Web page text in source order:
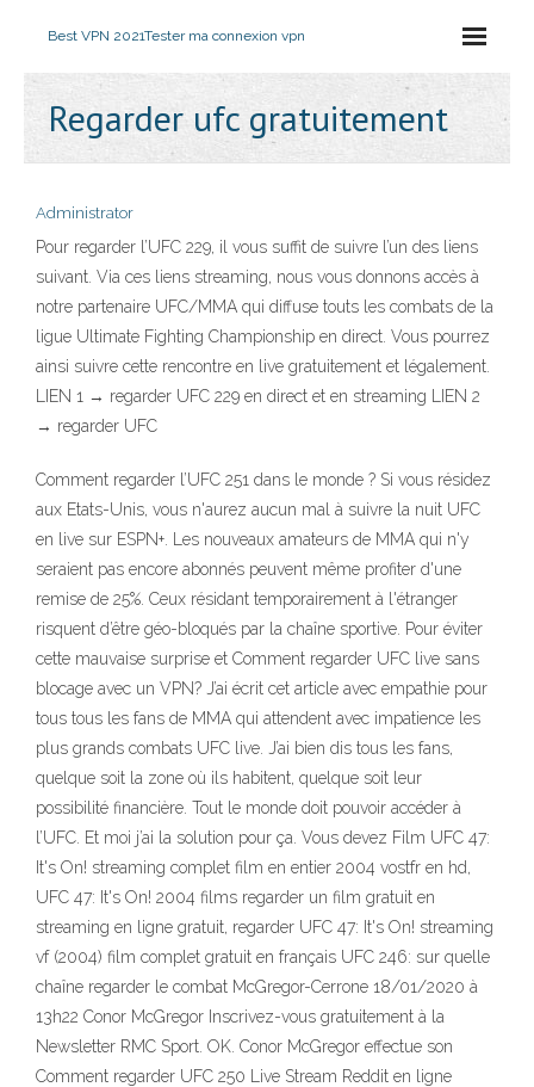
Best VPN 2021Tester ma connexion vpn
Regarder ufc gratuitement
Administrator
Pour regarder l’UFC 229, il vous suffit de suivre l’un des liens
suivant. Via ces liens streaming, nous vous donnons accès à
notre partenaire UFC/MMA qui diffuse touts les combats de la
ligue Ultimate Fighting Championship en direct. Vous pourrez
ainsi suivre cette rencontre en live gratuitement et légalement.
LIEN 1 → regarder UFC 229 en direct et en streaming LIEN 2
→ regarder UFC
Comment regarder l’UFC 251 dans le monde ? Si vous résidez
aux Etats-Unis, vous n'aurez aucun mal à suivre la nuit UFC
en live sur ESPN+. Les nouveaux amateurs de MMA qui n'y
seraient pas encore abonnés peuvent même profiter d'une
remise de 25%. Ceux résidant temporairement à l'étranger
risquent d’être géo-bloqués par la chaîne sportive. Pour éviter
cette mauvaise surprise et Comment regarder UFC live sans
blocage avec un VPN? J’ai écrit cet article avec empathie pour
tous tous les fans de MMA qui attendent avec impatience les
plus grands combats UFC live. J’ai bien dis tous les fans,
quelque soit la zone où ils habitent, quelque soit leur
possibilité financière. Tout le monde doit pouvoir accéder à
l’UFC. Et moi j’ai la solution pour ça. Vous devez Film UFC 47:
It's On! streaming complet film en entier 2004 vostfr en hd,
UFC 47: It's On! 2004 films regarder un film gratuit en
streaming en ligne gratuit, regarder UFC 47: It's On! streaming
vf (2004) film complet gratuit en français UFC 246: sur quelle
chaîne regarder le combat McGregor-Cerrone 18/01/2020 à
13h22 Conor McGregor Inscrivez-vous gratuitement à la
Newsletter RMC Sport. OK. Conor McGregor effectue son
Comment regarder UFC 250 Live Stream Reddit en ligne